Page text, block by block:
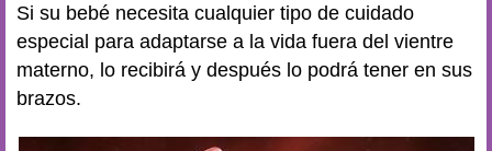
Si su bebé necesita cualquier tipo de cuidado
especial para adaptarse a la vida fuera del vientre
materno, lo recibirá y después lo podrá tener en sus
brazos.